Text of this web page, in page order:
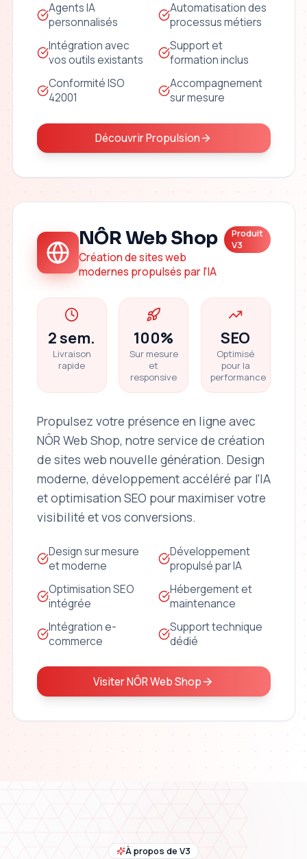
Agents IA
personnalisés
Automatisation des
processus métiers
Intégration avec
vos outils existants
Support et
formation inclus
Conformité ISO
42001
Accompagnement
sur mesure
Découvrir Propulsion
NÔR Web Shop
Création de sites web
modernes propulsés par l'IA
Produit
V3
2 sem.
Livraison
rapide
100%
Sur mesure
et
responsive
SEO
Optimisé
pour la
performance
Propulsez votre présence en ligne avec
NÔR Web Shop, notre service de création
de sites web nouvelle génération. Design
moderne, développement accéléré par l'IA
et optimisation SEO pour maximiser votre
visibilité et vos conversions.
Design sur mesure
et moderne
Développement
propulsé par IA
Optimisation SEO
intégrée
Hébergement et
maintenance
Intégration e-
commerce
Support technique
dédié
Visiter NÔR Web Shop
À propos de V3